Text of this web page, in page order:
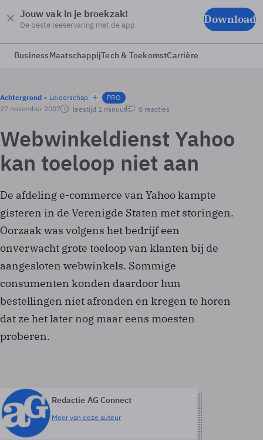
Jouw vak in je broekzak!
De beste leeservaring met de app Download
BusinessMaatschappijTech & ToekomstCarrière
Achtergrond Leiderschap
PRO
27 november 2007
leestijd 1 minuut 0 reacties
Webwinkeldienst Yahoo
kan toeloop niet aan
De afdeling e-commerce van Yahoo kampte
gisteren in de Verenigde Staten met storingen.
Oorzaak was volgens het bedrijf een
onverwacht grote toeloop van klanten bij de
aangesloten webwinkels. Sommige
consumenten konden daardoor hun
bestellingen niet afronden en kregen te horen
dat ze het later nog maar eens moesten
proberen.
Redactie AG Connect
Meer van deze auteur